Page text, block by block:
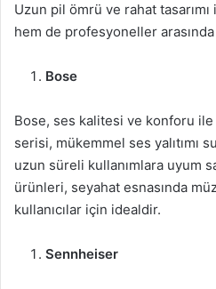
Uzun pil ömrü ve rahat
hem de profesyoneller
Bose
Bose, ses kalitesi ve konforu ile
serisi, mükemmel ses yalıtımı
uzun süreli kullanımlara uyum
ürünleri, seyahat esnasında
kullanıcılar için idealdir.
Sennheiser